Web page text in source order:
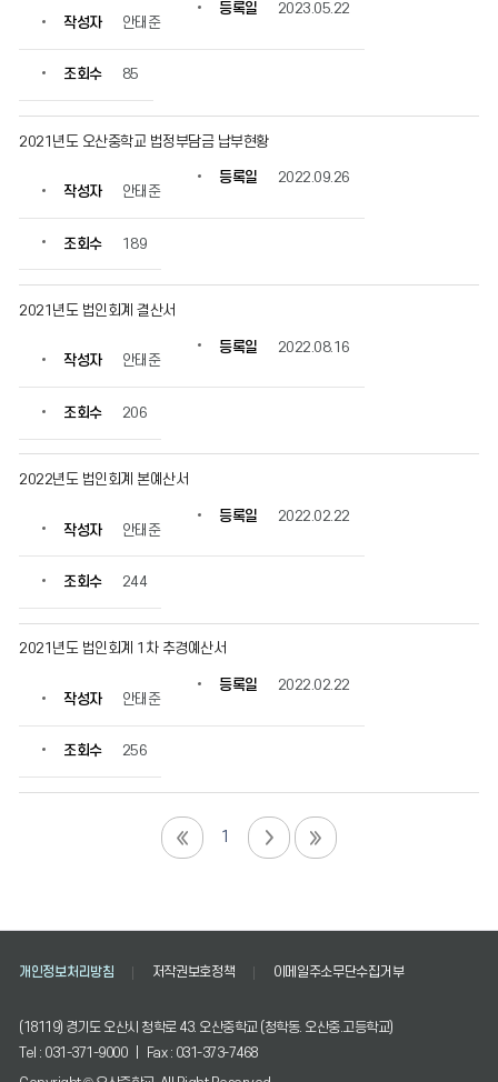
작성자 안태준
등록일 2023.05.22
조회수 85
2021년도 오산중학교 법정부담금 납부현황
작성자 안태준
등록일 2022.09.26
조회수 189
2021년도 법인회계 결산서
작성자 안태준
등록일 2022.08.16
조회수 206
2022년도 법인회계 본예산서
작성자 안태준
등록일 2022.02.22
조회수 244
2021년도 법인회계 1차 추경예산서
작성자 안태준
등록일 2022.02.22
조회수 256
1
개인정보처리방침 저작권보호정책 이메일주소무단수집거부
(18119) 경기도 오산시 청학로 43. 오산중학교 (청학동. 오산중.고등학교)
Tel : 031-371-9000 | Fax : 031-373-7468